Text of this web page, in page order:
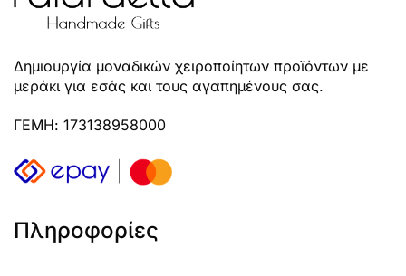
Δημιουργία μοναδικών χειροποίητων προϊόντων με
μεράκι για εσάς και τους αγαπημένους σας.
ΓΕΜΗ: 173138958000
Πληροφορίες